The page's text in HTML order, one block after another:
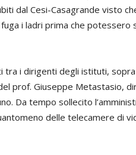
dal Cesi-Casagrande visto
i ladri prima che potessero
tra i dirigenti degli istituti,
prof. Giuseppe Metastasio,
Da tempo sollecito
delle telecamere di